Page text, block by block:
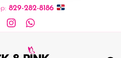
829-282-8186